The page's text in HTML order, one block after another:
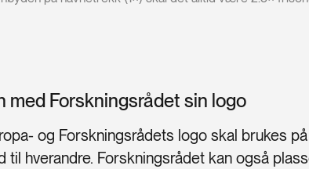
med Forskningsrådet sin logo
og Forskningsrådets logo skal brukes
til hverandre. Forskningsrådet kan også